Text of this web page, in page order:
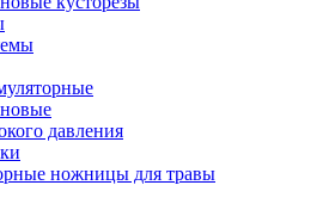
давления
ножницы для травы